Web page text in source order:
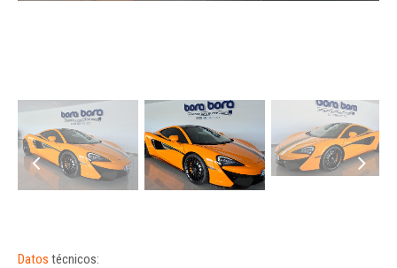
Datos técnicos: